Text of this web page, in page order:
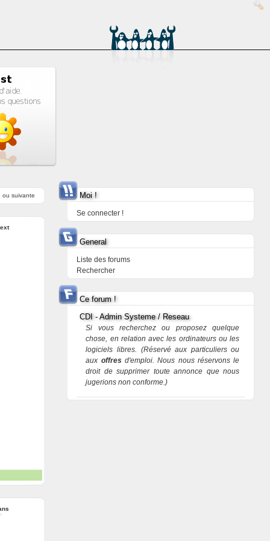
ou suivante Moi !
Se connecter !
General
Liste des forums
Rechercher
Ce forum !
CDI - Admin Systeme / Reseau
Si vous recherchez ou proposez quelque
chose, en relation avec les ordinateurs ou les
logiciels libres. (Réservé aux particuliers ou
aux offres d'emploi. Nous nous réservons le
droit de supprimer toute annonce que nous
jugerions non conforme.)